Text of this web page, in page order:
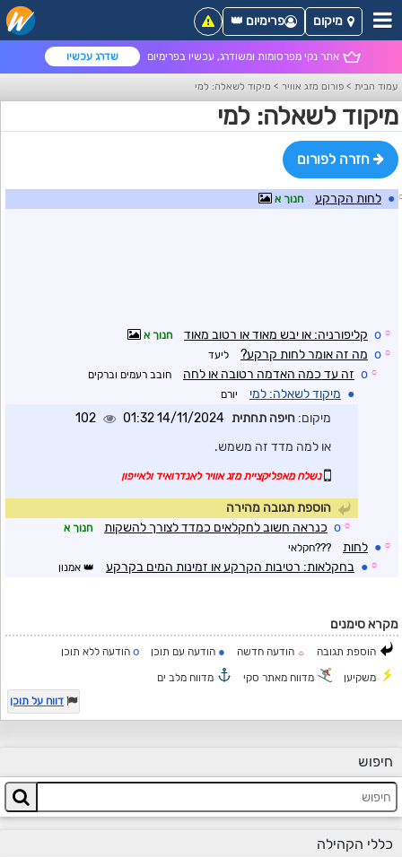
אתר נקי מפרסומות ומשודרג, עכשיו בפרימיום שדרג עכשיו
מיקום פרימיום 👑
עמוד הבית > פורום מזג אוויר > מיקוד לשאלה: למי
מיקוד לשאלה: למי
חזרה לפורום
● לחות הקרקע חנוך א
☼
o קליפורניה: או יבש מאוד או רטוב מאוד חנוך א
☼
o מה זה אומר לחות קרקע? ליעד
☼
o זה עד כמה האדמה רטובה או לחה חובב רעמים וברקים
● מיקוד לשאלה: למי יורם
מיקום: חיפה תחתית 14/11/2024 01:32
102
או למה מדד זה משמש.
נשלח מאפליקציית מזג אוויר לאנדרואיד ולאייפון
הוספת תגובה מהירה
☼
o כנראה חשוב לחקלאים כמדד לצורך להשקות חנוך א
☼
● לחות ???חקלאי
☼
● בחקלאות: רטיבות הקרקע או זמינות המים בקרקע אמנון
מקרא סימנים
הוספת תגובה ☼ הודעה חדשה ● הודעה עם תוכן o הודעה ללא תוכן
משקיען מדווח מאתר סקי
מדווח מלב ים
דווח על תוכן
חיפוש
כללי הקהילה